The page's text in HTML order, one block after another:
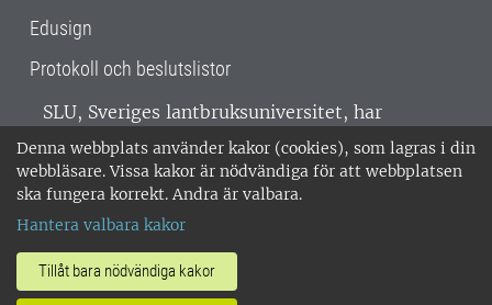
Denna webbplats använder kakor (cookies), som lagras i din
webbläsare. Vissa kakor är nödvändiga för att webbplatsen
ska fungera korrekt. Andra är valbara.
Hantera valbara kakor
Tillåt bara nödvändiga kakor
Edusign
Protokoll och beslutslistor
SLU, Sveriges lantbruksuniversitet, har
verksamhet över hela Sverige. Huvudorter är
Alnarp, Uppsala och Umeå.SLU är
miljöcertifierat enligt ISO 14001. •
018-67 10 00 • Org nr: 202100-2817 •
Om SLU:s webbplatser
•Hantera kakor•Behandling av